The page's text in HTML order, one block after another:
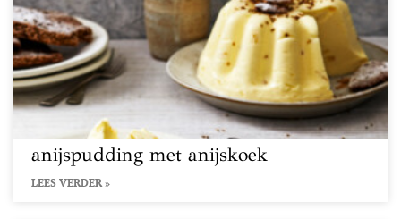
anijspudding met anijskoek
LEES VERDER »